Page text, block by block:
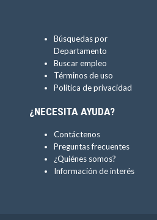
Búsquedas por
Departamento
Buscar empleo
Términos de uso
Política de privacidad
¿NECESITA AYUDA?
Contáctenos
Preguntas frecuentes
¿Quiénes somos?
Información de interés